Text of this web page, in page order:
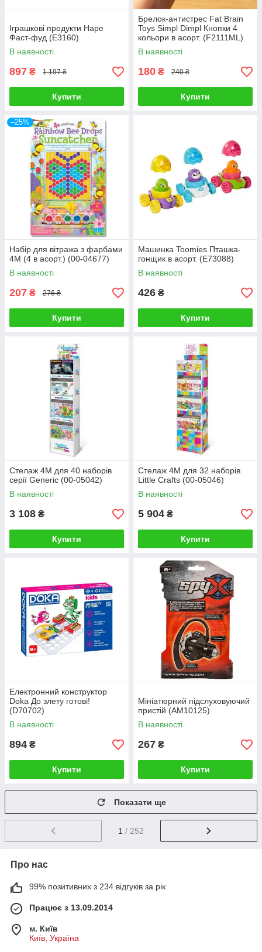
Іграшкові продукти Hape
Фаст-фуд (E3160)
В наявності
897 ₴ 1 197 ₴
Купити
Брелок-антистрес Fat Brain
Toys Simpl Dimpl Кнопки 4
кольори в асорт. (F2111ML)
В наявності
180 ₴ 240 ₴
Купити
–25%
Набір для вітража з фарбами
4M (4 в асорт.) (00-04677)
В наявності
207 ₴ 276 ₴
Купити
Машинка Toomies Пташка-
гонщик в асорт. (E73088)
В наявності
426 ₴
Купити
Стелаж 4M для 40 наборів
серії Generic (00-05042)
В наявності
3 108 ₴
Купити
Стелаж 4М для 32 наборів
Little Crafts (00-05046)
В наявності
5 904 ₴
Купити
Електронний конструктор
Doka До злету готові!
(D70702)
В наявності
894 ₴
Купити
Мініатюрний підслуховуючий
пристій (AM10125)
В наявності
267 ₴
Купити
Показати ще
1 / 252
Про нас
99% позитивних з 234 відгуків за рік
Працює з 13.09.2014
м. Київ
Київ, Україна